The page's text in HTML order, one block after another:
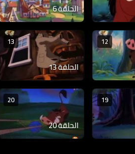
الحلقة 6
12
13
الحلقة 13
19
20
الحلقة 20